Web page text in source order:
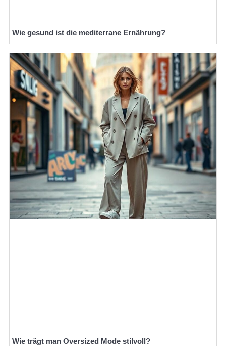
Wie gesund ist die mediterrane Ernährung?
Wie trägt man Oversized Mode stilvoll?